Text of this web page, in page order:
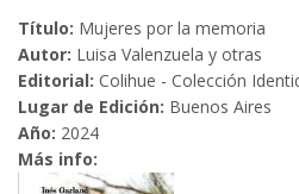
Título: Mujeres por la memoria
Autor: Luisa Valenzuela y otras
Editorial: Colihue - Colección
Lugar de Edición: Buenos Aires
Año: 2024
Más info: